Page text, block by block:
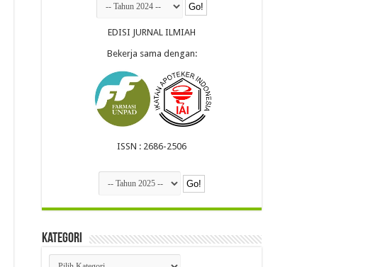
EDISI JURNAL ILMIAH
Bekerja sama dengan:
ISSN : 2686-2506
Kategori
Kategori